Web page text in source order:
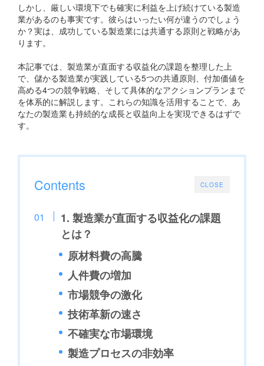
しかし、厳しい環境下でも確実に利益を上げ続けている製造
業があるのも事実です。彼らはいったい何が違うのでしょう
か？実は、成功している製造業には共通する原則と戦略があ
ります。
本記事では、製造業が直面する収益化の課題を整理した上
で、儲かる製造業が実践している5つの共通原則、付加価値を
高める4つの競争戦略、そして具体的なアクションプランまで
を体系的に解説します。これらの知識を活用することで、あ
なたの製造業も持続的な成長と収益向上を実現できるはずで
す。
CLOSE
Contents
1. 製造業が直面する収益化の課題
とは？
原材料費の高騰
人件費の増加
市場競争の激化
技術革新の速さ
不確実な市場環境
製造プロセスの非効率